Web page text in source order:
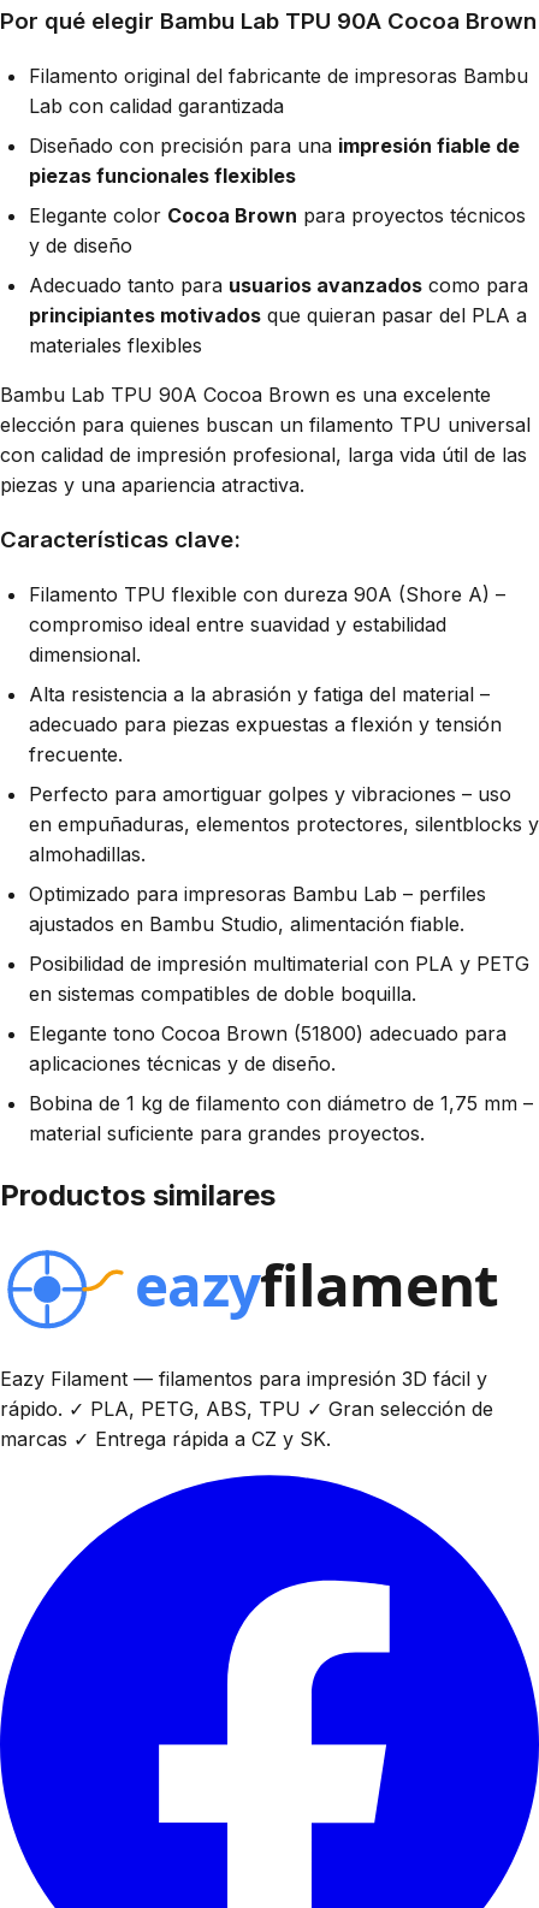
Por qué elegir Bambu Lab TPU 90A Cocoa Brown
Filamento original del fabricante de impresoras Bambu
Lab con calidad garantizada
Diseñado con precisión para una impresión fiable de
piezas funcionales flexibles
Elegante color Cocoa Brown para proyectos técnicos
y de diseño
Adecuado tanto para usuarios avanzados como para
principiantes motivados que quieran pasar del PLA a
materiales flexibles
Bambu Lab TPU 90A Cocoa Brown es una excelente
elección para quienes buscan un filamento TPU universal
con calidad de impresión profesional, larga vida útil de las
piezas y una apariencia atractiva.
Características clave:
Filamento TPU flexible con dureza 90A (Shore A) –
compromiso ideal entre suavidad y estabilidad
dimensional.
Alta resistencia a la abrasión y fatiga del material –
adecuado para piezas expuestas a flexión y tensión
frecuente.
Perfecto para amortiguar golpes y vibraciones – uso
en empuñaduras, elementos protectores, silentblocks y
almohadillas.
Optimizado para impresoras Bambu Lab – perfiles
ajustados en Bambu Studio, alimentación fiable.
Posibilidad de impresión multimaterial con PLA y PETG
en sistemas compatibles de doble boquilla.
Elegante tono Cocoa Brown (51800) adecuado para
aplicaciones técnicas y de diseño.
Bobina de 1 kg de filamento con diámetro de 1,75 mm –
material suficiente para grandes proyectos.
Productos similares
Eazy Filament — filamentos para impresión 3D fácil y
rápido. ✓ PLA, PETG, ABS, TPU ✓ Gran selección de
marcas ✓ Entrega rápida a CZ y SK.